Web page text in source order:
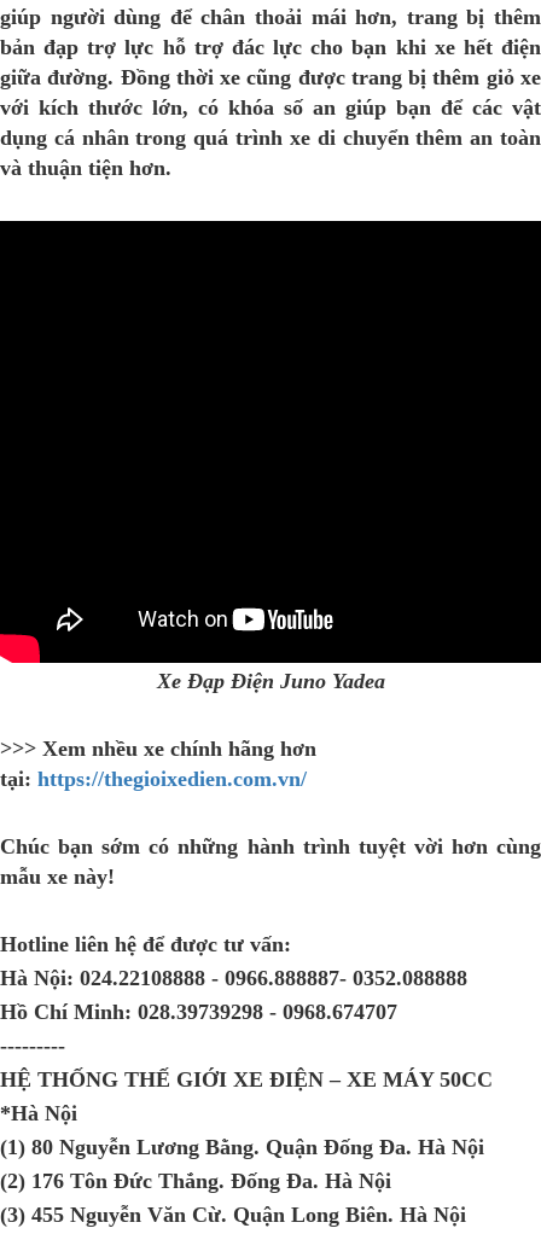
giúp người dùng để chân thoải mái hơn, trang bị thêm
bản đạp trợ lực hỗ trợ đác lực cho bạn khi xe hết điện
giữa đường. Đồng thời xe cũng được trang bị thêm giỏ xe
với kích thước lớn, có khóa số an giúp bạn để các vật
dụng cá nhân trong quá trình xe di chuyển thêm an toàn
và thuận tiện hơn.
Xe Đạp Điện Juno Yadea
>>> Xem nhều xe chính hãng hơn
tại: https://thegioixedien.com.vn/
Chúc bạn sớm có những hành trình tuyệt vời hơn cùng
mẫu xe này!
Hotline liên hệ để được tư vấn:
Hà Nội: 024.22108888 - 0966.888887- 0352.088888
Hồ Chí Minh: 028.39739298 - 0968.674707
---------
HỆ THỐNG THẾ GIỚI XE ĐIỆN – XE MÁY 50CC
*Hà Nội
(1) 80 Nguyễn Lương Bằng. Quận Đống Đa. Hà Nội
(2) 176 Tôn Đức Thắng. Đống Đa. Hà Nội
(3) 455 Nguyễn Văn Cừ. Quận Long Biên. Hà Nội